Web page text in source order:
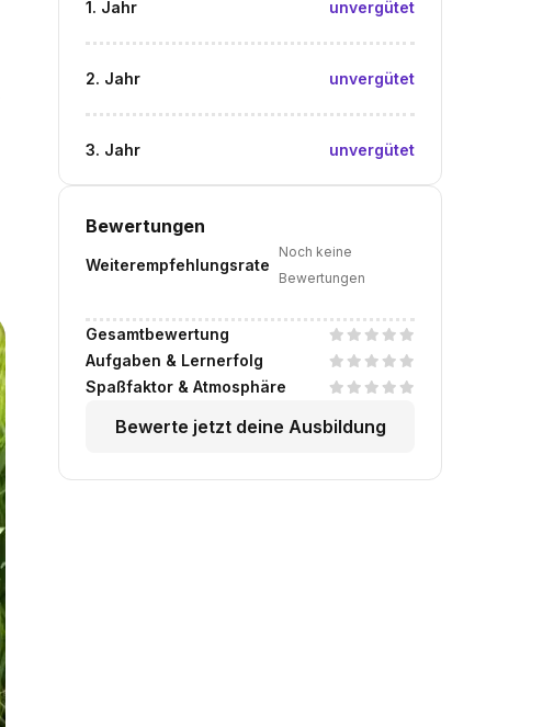
1. Jahr unvergütet
2. Jahr unvergütet
3. Jahr unvergütet
Bewertungen
Weiterempfehlungsrate
Noch keine
Bewertungen
Gesamtbewertung
Aufgaben & Lernerfolg
Spaßfaktor & Atmosphäre
Bewerte jetzt deine Ausbildung